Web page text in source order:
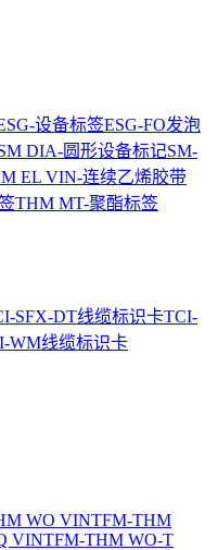
设备标签ESG-FO发泡
DIA-圆形设备标记SM-
EL VIN-连续乙烯胶带
THM MT-聚酯标签
SFX-DT线缆标识卡TCI-
WM线缆标识卡
WO VINTFM-THM
VINTFM-THM WO-T